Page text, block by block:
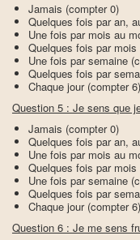
Jamais (compter 0)
Quelques fois par an,
Une fois par mois au
Quelques fois par
Une fois par semaine
Quelques fois par
Chaque jour (compter 6)
Question 5 : Je sens que
Jamais (compter 0)
Quelques fois par an,
Une fois par mois au
Quelques fois par
Une fois par semaine
Quelques fois par
Chaque jour (compter 6)
Question 6 : Je me sens